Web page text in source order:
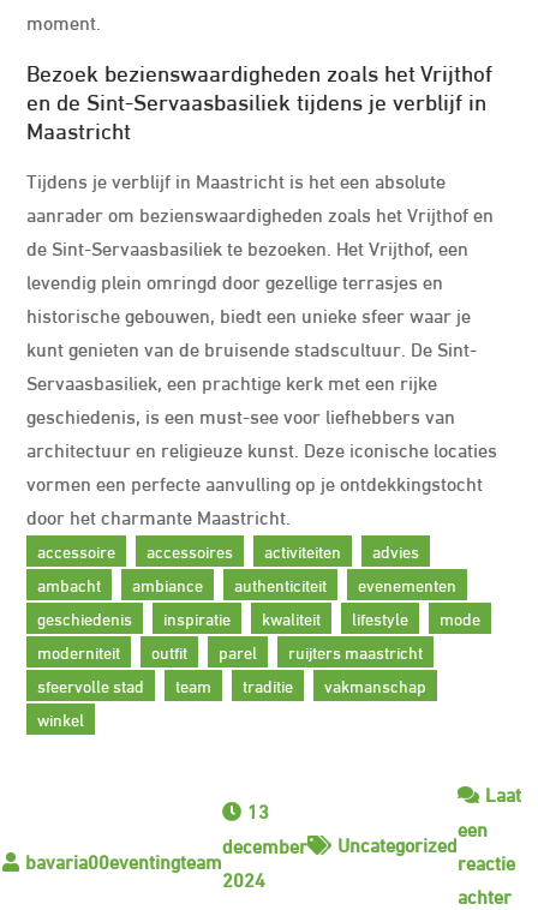
moment.
Bezoek bezienswaardigheden zoals het Vrijthof
en de Sint-Servaasbasiliek tijdens je verblijf in
Maastricht
Tijdens je verblijf in Maastricht is het een absolute
aanrader om bezienswaardigheden zoals het Vrijthof en
de Sint-Servaasbasiliek te bezoeken. Het Vrijthof, een
levendig plein omringd door gezellige terrasjes en
historische gebouwen, biedt een unieke sfeer waar je
kunt genieten van de bruisende stadscultuur. De Sint-
Servaasbasiliek, een prachtige kerk met een rijke
geschiedenis, is een must-see voor liefhebbers van
architectuur en religieuze kunst. Deze iconische locaties
vormen een perfecte aanvulling op je ontdekkingstocht
door het charmante Maastricht.
accessoire accessoires activiteiten
advies
ambacht
ambiance authenticiteit
evenementen
geschiedenis
inspiratie kwaliteit lifestyle
mode
moderniteit
outfit parel
ruijters maastricht
sfeervolle stad
team traditie
vakmanschap
winkel
13
december
2024
Uncategorized
Laat
een
reactie
achterop